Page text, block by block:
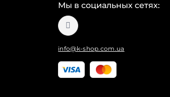
Мы в социальных сетях:
info@k-shop.com.ua